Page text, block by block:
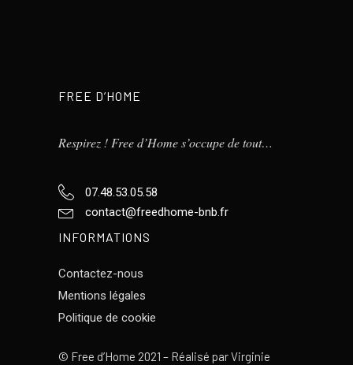
FREE D’HOME
Respirez ! Free d’Home s’occupe de tout…
07.48.53.05.58
contact@freedhome-bnb.fr
INFORMATIONS
Contactez-nous
Mentions légales
Politique de cookie
© Free d’Home 2021 – Réalisé parVirginie